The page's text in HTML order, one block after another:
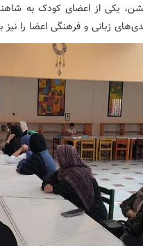
یکی از اعضای کودک به
زبانی و فرهنگی اعضا را